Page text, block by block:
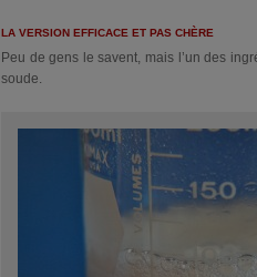
LA VERSION EFFICACE ET PAS CHÈRE
Peu de gens le savent, mais l’un des
soude.